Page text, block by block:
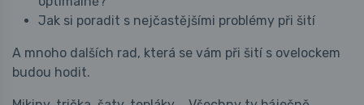
Jak si poradit s nejčastějšími problémy při šití
A mnoho dalších rad, která se vám při šití s ovelockem
budou hodit.